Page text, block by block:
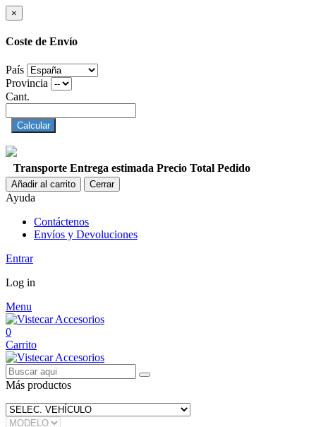
×
Coste de Envío
País
Provincia
Cant.
Calcular
Transporte Entrega estimada Precio Total Pedido
Añadir al carrito Cerrar
Ayuda
Contáctenos
Envíos y Devoluciones
Entrar
Log in
Menu
0
Carrito
Más productos